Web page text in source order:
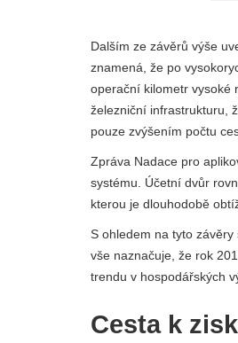
Dalším ze závěrů výše
znamená, že po
operační kilometr vysoké
železniční infrastrukturu,
pouze zvýšením počtu
Zpráva Nadace pro
systému. Účetní dvůr
kterou je dlouhodobě
S ohledem na tyto
vše naznačuje, že rok
trendu v hospodářských
Cesta k